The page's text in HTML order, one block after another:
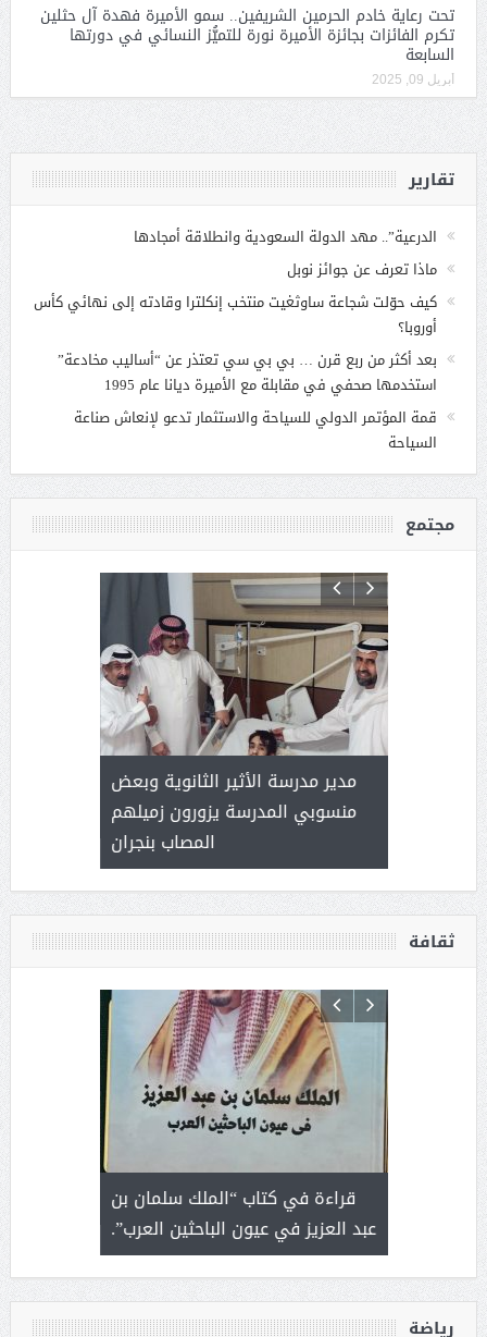
تحت رعاية خادم الحرمين الشريفين.. سمو الأميرة فهدة آل حثلين
تكرم الفائزات بجائزة الأميرة نورة للتميُّز النسائي في دورتها
السابعة
أبريل 09, 2025
تقارير
الدرعية”.. مهد الدولة السعودية وانطلاقة أمجادها
ماذا تعرف عن جوائز نوبل
كيف حوّلت شجاعة ساوثغيت منتخب إنكلترا وقادته إلى نهائي كأس
أوروبا؟
بعد أكثر من ربع قرن … بي بي سي تعتذر عن “أساليب مخادعة”
استخدمها صحفي في مقابلة مع الأميرة ديانا عام 1995
قمة المؤتمر الدولي للسياحة والاستثمار تدعو لإنعاش صناعة
السياحة
مجتمع
( محمد
مدير مدرسة الأثير الثانوية وبعض
منسوبي المدرسة يزورون زميلهم
المصاب بنجران
) .. ميراث
ثقافة
قراءة في كتاب “الملك سلمان بن
عبد العزيز في عيون الباحثين العرب”.
رياضة